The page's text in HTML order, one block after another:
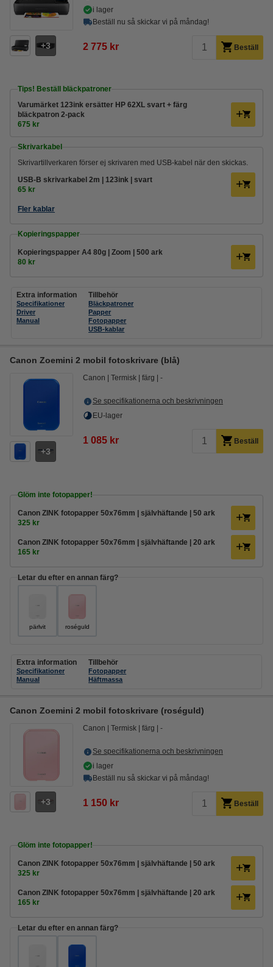
3
i lager
Beställ nu så skickar vi på måndag!
2 775 kr Beställ
Tips! Beställ bläckpatroner
Varumärket 123ink ersätter HP 62XL svart + färg
bläckpatron 2-pack
675 kr
Skrivarkabel
Skrivartillverkaren förser ej skrivaren med USB-kabel när den skickas.
USB-B skrivarkabel 2m | 123ink | svart
65 kr
Fler kablar
Kopieringspapper
Kopieringspapper A4 80g | Zoom | 500 ark
80 kr
Extra information
Specifikationer
Driver
Manual
Tillbehör
Bläckpatroner
Papper
Fotopapper
USB-kablar
Canon Zoemini 2 mobil fotoskrivare (blå)
3
Canon Termisk färg -
Se specifikationerna och beskrivningen
EU-lager
1 085 kr Beställ
Glöm inte fotopapper!
Canon ZINK fotopapper 50x76mm | självhäftande | 50 ark
325 kr
Canon ZINK fotopapper 50x76mm | självhäftande | 20 ark
165 kr
Letar du efter en annan färg?
pärlvit roséguld
Extra information
Specifikationer
Manual
Tillbehör
Fotopapper
Häftmassa
Canon Zoemini 2 mobil fotoskrivare (roséguld)
3
Canon Termisk färg -
Se specifikationerna och beskrivningen
i lager
Beställ nu så skickar vi på måndag!
1 150 kr Beställ
Glöm inte fotopapper!
Canon ZINK fotopapper 50x76mm | självhäftande | 50 ark
325 kr
Canon ZINK fotopapper 50x76mm | självhäftande | 20 ark
165 kr
Letar du efter en annan färg?